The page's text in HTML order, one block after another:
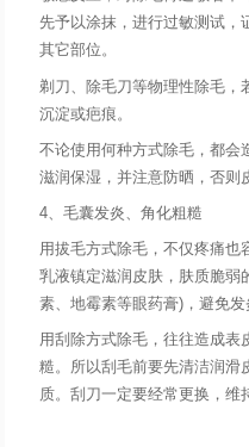
先予以涂抹，进行过敏测试，
其它部位。
剃刀、除毛刀等物理性除毛，
沉淀或疤痕。
不论使用何种方式除毛，都会
滋润保湿，并注意防晒，否则
4、毛囊发炎、角化粗糙
用拔毛方式除毛，不仅疼痛也
乳液镇定滋润皮肤，肤质脆弱
素、地霉素等眼药膏)，避免发
用刮除方式除毛，往往造成表
糙。所以刮毛前要先清洁润滑
质。刮刀一定要经常更换，维